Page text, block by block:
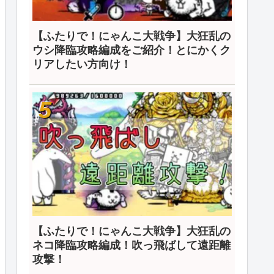
【ふたりで！にゃんこ大戦争】大狂乱の
ウシ降臨攻略編成をご紹介！とにかくク
リアしたい方向け！
【ふたりで！にゃんこ大戦争】大狂乱の
ネコ降臨攻略編成！吹っ飛ばして遠距離
攻撃！